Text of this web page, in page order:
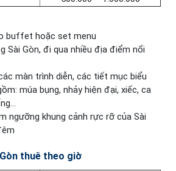
buffet hoặc set menu
Sài Gòn, đi qua nhiều địa điểm nổi
màn trình diễn, các tiết mục biểu
múa bụng, nhảy hiện đại, xiếc, ca
ngưỡng khung cảnh rực rỡ của Sài
thuê theo giờ